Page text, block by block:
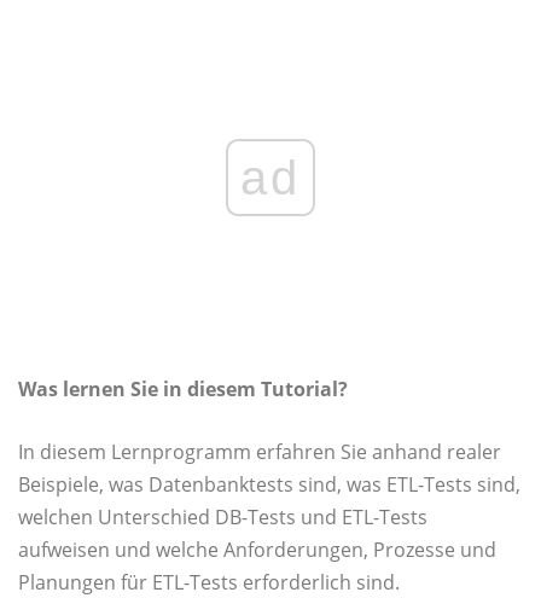
ad
Was lernen Sie in diesem Tutorial?
In diesem Lernprogramm erfahren Sie anhand realer
Beispiele, was Datenbanktests sind, was ETL-Tests sind,
welchen Unterschied DB-Tests und ETL-Tests
aufweisen und welche Anforderungen, Prozesse und
Planungen für ETL-Tests erforderlich sind.